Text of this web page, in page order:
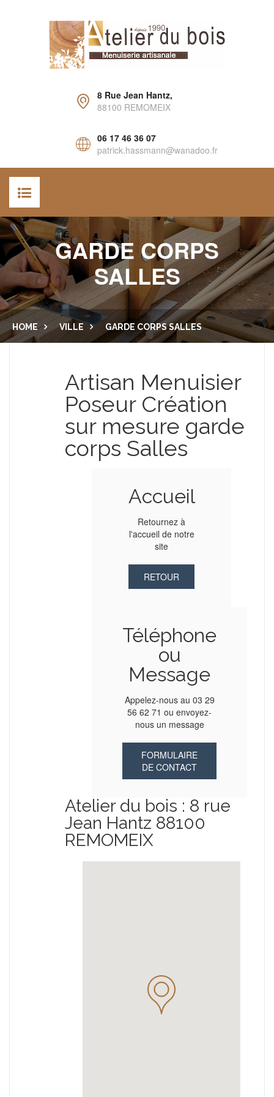
8 Rue Jean Hantz,
88100 REMOMEIX
06 17 46 36 07
patrick.hassmann@wanadoo.fr
ACCUEIL
AGENCEMENT INTÉRIEUR
CUISINE ET SALLE DE BAIN
PORTES
LAMBRIS
MENUISERIE EXTÉRIEURE
GARDE CORPS
SALLES
HOME VILLE GARDE CORPS SALLES
Artisan Menuisier
Poseur Création
sur mesure garde
corps Salles
Accueil
Retournez à
l'accueil de notre
site
RETOUR
Téléphone
ou
Message
Appelez-nous au 03 29
56 62 71 ou envoyez-
nous un message
FORMULAIRE
DE CONTACT
Atelier du bois : 8 rue
Jean Hantz 88100
REMOMEIX